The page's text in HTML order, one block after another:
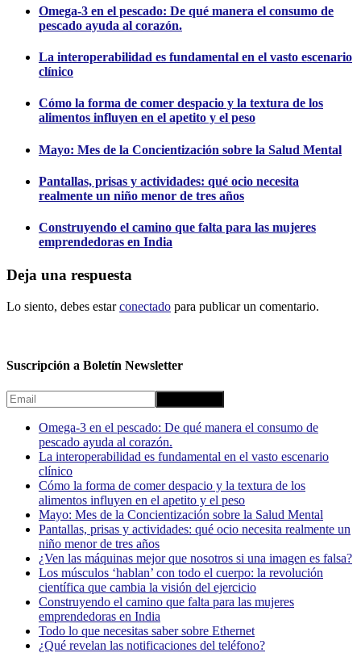
Omega-3 en el pescado: De qué manera el consumo de
pescado ayuda al corazón.
La interoperabilidad es fundamental en el vasto escenario
clínico
Cómo la forma de comer despacio y la textura de los
alimentos influyen en el apetito y el peso
Mayo: Mes de la Concientización sobre la Salud Mental
Pantallas, prisas y actividades: qué ocio necesita
realmente un niño menor de tres años
Construyendo el camino que falta para las mujeres
emprendedoras en India
Deja una respuesta
Lo siento, debes estarconectado para publicar un comentario.
Suscripción a Boletín Newsletter
Omega-3 en el pescado: De qué manera el consumo de
pescado ayuda al corazón.
La interoperabilidad es fundamental en el vasto escenario
clínico
Cómo la forma de comer despacio y la textura de los
alimentos influyen en el apetito y el peso
Mayo: Mes de la Concientización sobre la Salud Mental
Pantallas, prisas y actividades: qué ocio necesita realmente un
niño menor de tres años
¿Ven las máquinas mejor que nosotros si una imagen es falsa?
Los músculos ‘hablan’ con todo el cuerpo: la revolución
científica que cambia la visión del ejercicio
Construyendo el camino que falta para las mujeres
emprendedoras en India
Todo lo que necesitas saber sobre Ethernet
¿Qué revelan las notificaciones del teléfono?